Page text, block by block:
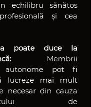
echilibru sănătos
și cea
poate duce la
Membrii
autonome pot fi
lucreze mai mult
necesar din cauza
de